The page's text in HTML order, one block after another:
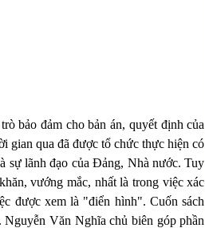
bảo đảm cho bản án, quyết định của
gian qua đã được tổ chức thực hiện có
sự lãnh đạo của Đảng, Nhà nước. Tuy
vướng mắc, nhất là trong việc xác
được xem là "điển hình". Cuốn sách
Nguyễn Văn Nghĩa chủ biên góp phần